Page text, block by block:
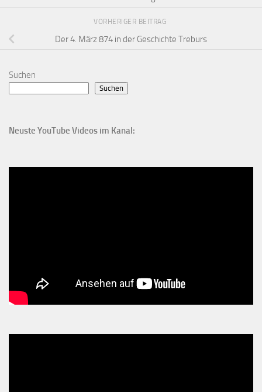
VORHERIGER BEITRAG
Der 4. März 874 in der Geschichte Treburs
Suchen
Suchen
Neuste YouTube Videos im Kanal: